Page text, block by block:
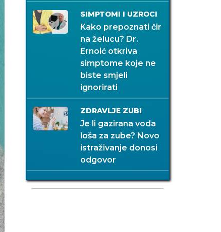
SIMPTOMI I UZROCI
Kako prepoznati čir
na želucu? Dr.
Ernoić otkriva
simptome koje ne
biste smjeli
ignorirati
ZDRAVLJE ZUBI
Je li gazirana voda
loša za zube? Novo
istraživanje donosi
odgovor